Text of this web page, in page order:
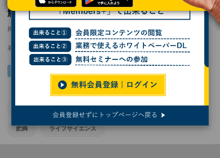
解明 - その影響には性差も
掲載日 2026/07/06 12:26 更新日 2026/07/14 12:45
著者： 波留久泉
大阪公立大学 健康管理 生活習慣病 脳科学
肥満 ライフサイエンス